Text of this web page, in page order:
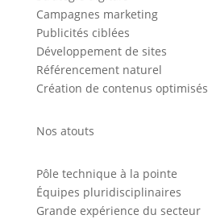
Campagnes marketing
Publicités ciblées
Développement de sites
Référencement naturel
Création de contenus optimisés
Nos atouts
Pôle technique à la pointe
Équipes pluridisciplinaires
Grande expérience du secteur